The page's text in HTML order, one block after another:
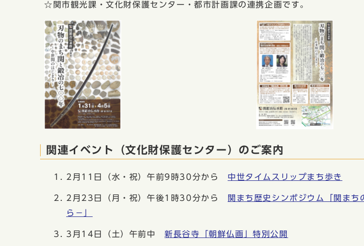
☆関市観光課・文化財保護センター・都市計画課の連携企画です。
関連イベント（文化財保護センター）のご案内
2月11日（水・祝）午前9時30分から 中世タイムスリップまち歩き
2月23日（月・祝）午後1時30分から
関まち歴史シンポジウム「関ま
ら−」
3月14日（土）午前中新長谷寺「朝鮮仏画」特別公開